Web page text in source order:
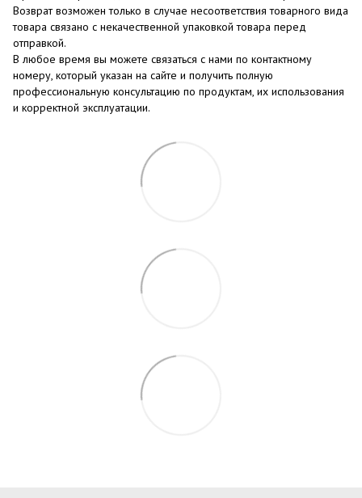
Возврат возможен только в случае несоответствия товарного вида
товара связано с некачественной упаковкой товара перед
отправкой.
В любое время вы можете связаться с нами по контактному
номеру, который указан на сайте и получить полную
профессиональную консультацию по продуктам, их использования
и корректной эксплуатации.